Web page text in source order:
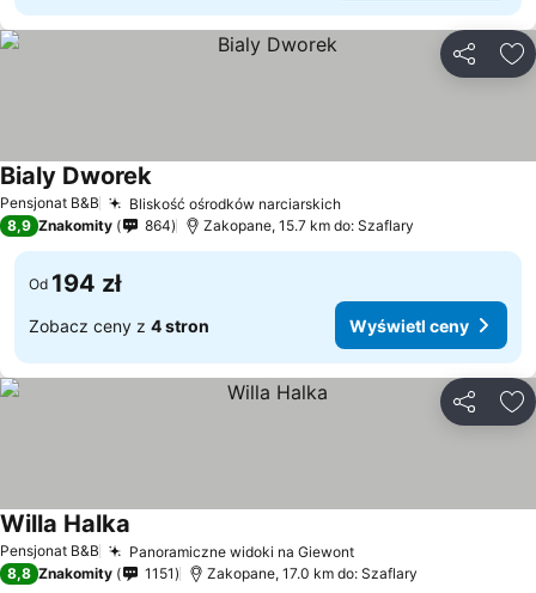
Pensjonat B&B Bliskość ośrodków narciarskich
Bialy Dworek
8,9 Znakomity 864 Zakopane, 15.7 km do: Szaflary
Od 194 zł
Zobacz ceny z 4 stron Wyświetl ceny
Pensjonat B&B Panoramiczne widoki na Giewont
Willa Halka
8,8 Znakomity 1151 Zakopane, 17.0 km do: Szaflary